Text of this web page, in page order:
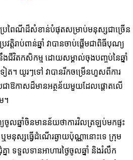
ពៃណីដ៏សំខាន់បំផុតសម្រាប់មនុស្សជាច្រើន
តិរាប់ពាន់ឆ្នាំ វាបានចាប់ផ្តើមជាពិធីបុណ្យ
ជីវិតកសិកម្ម ដោយសម្គាល់ចុងបញ្ចប់នៃឆ្នាំ
ៀត។ យូរៗទៅ វាបានរីកចម្រើនហួសពីការ
យជាឱកាសដ៏មានអត្ថន័យមួយដែលផ្តោតលើ
។
ចូលឆ្នាំចិនមានន័យថាការវិលត្រឡប់មកផ្ទះ
នុស្សធ្វើដំណើរឆ្ងាយប៉ុណ្ណានោះទេ ក្រុម
នា ទទួលទានអាហារថ្ងៃចូលឆ្នាំ និងរំលឹក